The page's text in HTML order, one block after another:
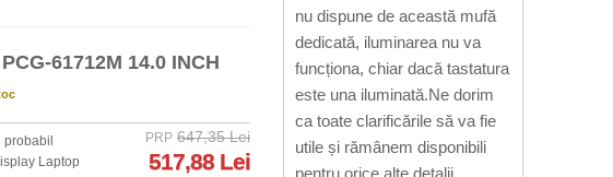
61712M 14.0 INCH
Laptop
PRP 647,35 Lei
517,88 Lei
nu dispune de această mufă
dedicată, iluminarea nu va
funcționa, chiar dacă tastatura
este una iluminată.Ne dorim
ca toate clarificările să va fie
utile și rămânem disponibili
pentru orice alte detalii